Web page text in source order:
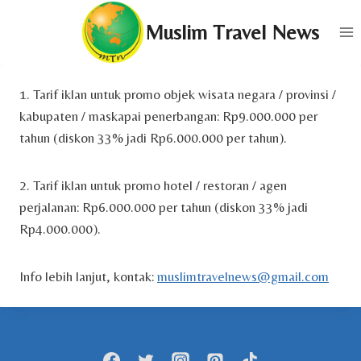
Muslim Travel News
1. Tarif iklan untuk promo objek wisata negara / provinsi /
kabupaten / maskapai penerbangan: Rp9.000.000 per
tahun (diskon 33% jadi Rp6.000.000 per tahun).
2. Tarif iklan untuk promo hotel / restoran / agen
perjalanan: Rp6.000.000 per tahun (diskon 33% jadi
Rp4.000.000).
Info lebih lanjut, kontak: muslimtravelnews@gmail.com